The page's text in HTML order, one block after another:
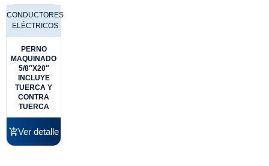
CONDUCTORES
ELÉCTRICOS
PERNO
MAQUINADO
5/8″X20″
INCLUYE
TUERCA Y
CONTRA
TUERCA
Ver detalle